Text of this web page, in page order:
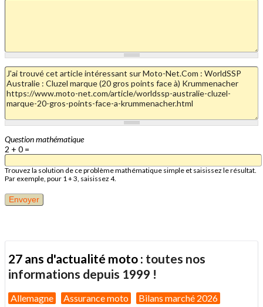
Question mathématique
2 + 0 =
Trouvez la solution de ce problème mathématique simple et saisissez le résultat.
Par exemple, pour 1 + 3, saisissez 4.
27 ans d'actualité moto : toutes nos
informations depuis 1999 !
Allemagne Assurance moto Bilans marché 2026